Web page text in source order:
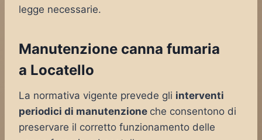
legge necessarie.
Manutenzione canna fumaria
a Locatello
La normativa vigente prevede gli interventi
periodici di manutenzione che consentono di
preservare il corretto funzionamento delle